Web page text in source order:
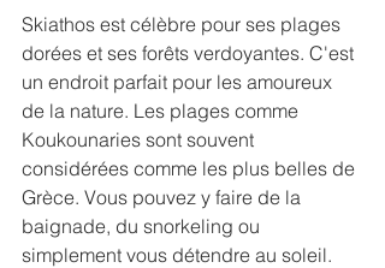
Skiathos est célèbre pour ses plages
dorées et ses forêts verdoyantes. C'est
un endroit parfait pour les amoureux
de la nature. Les plages comme
Koukounaries sont souvent
considérées comme les plus belles de
Grèce. Vous pouvez y faire de la
baignade, du snorkeling ou
simplement vous détendre au soleil.